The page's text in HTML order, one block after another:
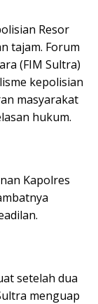
Resor
tajam. Forum
(FIM Sultra)
kepolisian
masyarakat
hukum.
Kapolres
setelah dua
menguap